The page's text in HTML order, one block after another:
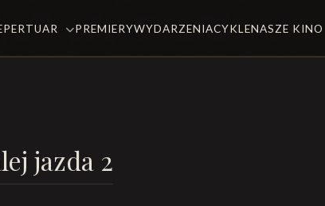
PREMIERYWYDARZENIACYKLENASZE KINO
jazda 2